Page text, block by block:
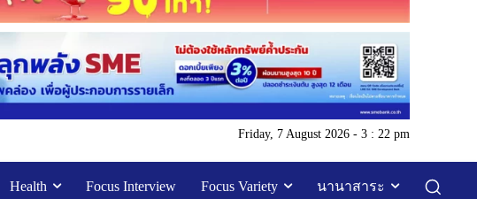
Friday, 7 August 2026 - 3 : 22 pm
Health Focus Interview Focus Variety นานาสาระ